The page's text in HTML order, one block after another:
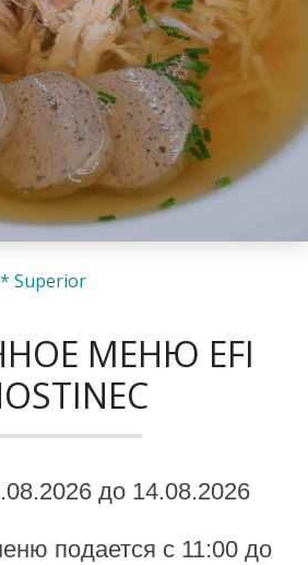
Superior
МЕНЮ EFI
до 14.08.2026
подается с 11:00 до